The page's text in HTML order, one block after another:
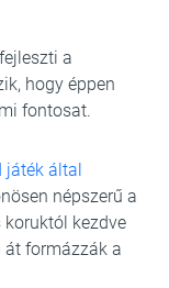
a
hogy éppen
fontosat.
játék által
népszerű a
koruktól kezdve
át formázzák a